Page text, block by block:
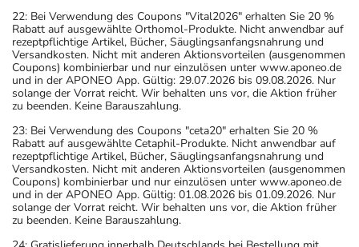
22: Bei Verwendung des Coupons "Vital2026" erhalten Sie 20 %
Rabatt auf ausgewählte Orthomol-Produkte. Nicht anwendbar auf
rezeptpflichtige Artikel, Bücher, Säuglingsanfangsnahrung und
Versandkosten. Nicht mit anderen Aktionsvorteilen (ausgenommen
Coupons) kombinierbar und nur einzulösen unter www.aponeo.de
und in der APONEO App. Gültig: 29.07.2026 bis 09.08.2026. Nur
solange der Vorrat reicht. Wir behalten uns vor, die Aktion früher
zu beenden. Keine Barauszahlung.
23: Bei Verwendung des Coupons "ceta20" erhalten Sie 20 %
Rabatt auf ausgewählte Cetaphil-Produkte. Nicht anwendbar auf
rezeptpflichtige Artikel, Bücher, Säuglingsanfangsnahrung und
Versandkosten. Nicht mit anderen Aktionsvorteilen (ausgenommen
Coupons) kombinierbar und nur einzulösen unter www.aponeo.de
und in der APONEO App. Gültig: 01.08.2026 bis 01.09.2026. Nur
solange der Vorrat reicht. Wir behalten uns vor, die Aktion früher
zu beenden. Keine Barauszahlung.